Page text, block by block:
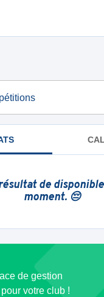
de
moment. 😔
de gestion
votre club !